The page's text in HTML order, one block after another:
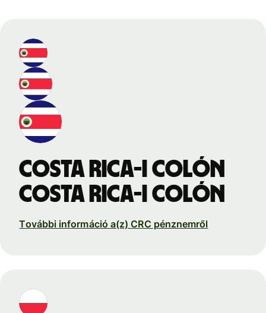
Costa Rica-i colón
Costa Rica-i colón
További információ a(z) CRC pénznemről